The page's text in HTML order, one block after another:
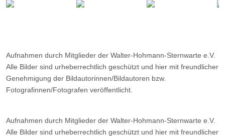
Aufnahmen durch Mitglieder der Walter-Hohmann-Sternwarte e.V.
Alle Bilder sind urheberrechtlich geschützt und hier mit freundlicher
Genehmigung der Bildautorinnen/Bildautoren bzw.
Fotografinnen/Fotografen veröffentlicht.
Aufnahmen durch Mitglieder der Walter-Hohmann-Sternwarte e.V.
Alle Bilder sind urheberrechtlich geschützt und hier mit freundlicher